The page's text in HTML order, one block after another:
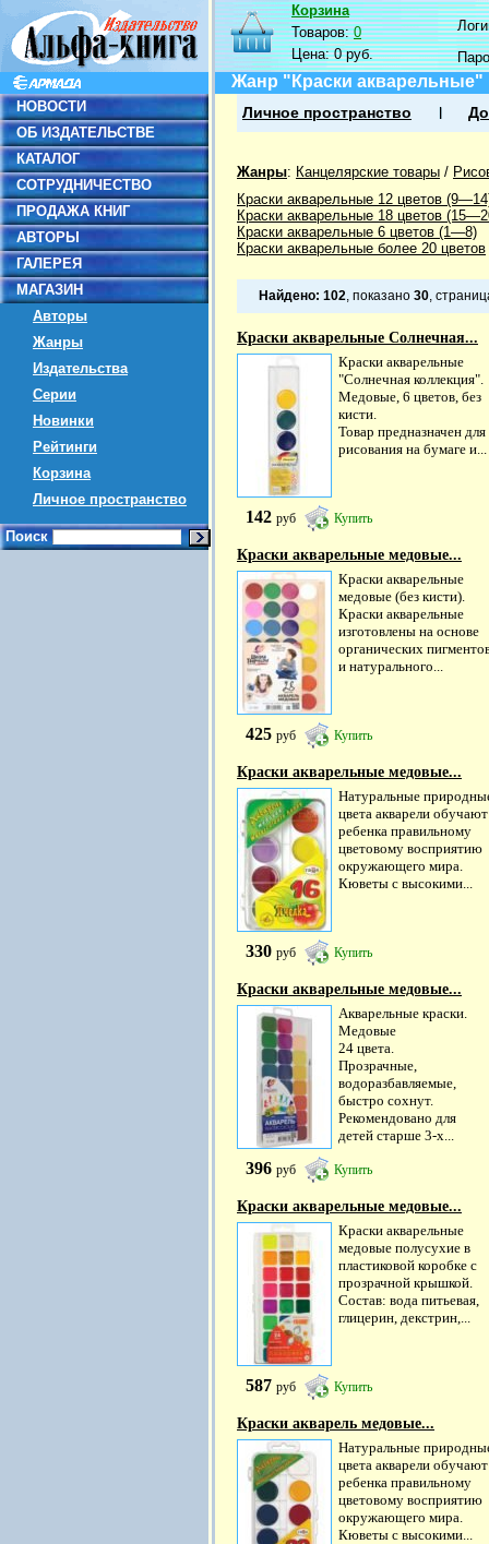
НОВОСТИ
ОБ ИЗДАТЕЛЬСТВЕ
КАТАЛОГ
СОТРУДНИЧЕСТВО
ПРОДАЖА КНИГ
АВТОРЫ
ГАЛЕРЕЯ
МАГАЗИН
Авторы
Жанры
Издательства
Серии
Новинки
Рейтинги
Корзина
Личное пространство
Поиск
Корзина
Товаров:0
Цена:0 руб.
Жанр "Краски акварельные"
Личное пространство
Жанры: Канцелярские товары /
Краски акварельные 12 цветов
Краски акварельные 18 цветов
Краски акварельные 6 цветов (1—8)
Краски акварельные более 20 цветов
Найдено: 102, показано 30,
Краски акварельные Солнечная...
Краски акварельные
"Солнечная коллекция".
Медовые, 6 цветов, без
кисти.
Товар предназначен для
рисования на бумаге и...
142 руб Купить
Краски акварельные медовые...
Краски акварельные
медовые (без кисти).
Краски акварельные
изготовлены на основе
органических
и натурального...
425 руб Купить
Краски акварельные медовые...
Натуральные
цвета акварели обучают
ребенка правильному
цветовому восприятию
окружающего мира.
Кюветы с высокими...
330 руб Купить
Краски акварельные медовые...
Акварельные краски.
Медовые
24 цвета.
Прозрачные,
водоразбавляемые,
быстро сохнут.
Рекомендовано для
детей старше 3-х...
396 руб Купить
Краски акварельные медовые...
Краски акварельные
медовые полусухие в
пластиковой коробке с
прозрачной крышкой.
Состав: вода питьевая,
глицерин, декстрин,...
587 руб Купить
Краски акварель медовые...
Натуральные
цвета акварели обучают
ребенка правильному
цветовому восприятию
окружающего мира.
Кюветы с высокими...